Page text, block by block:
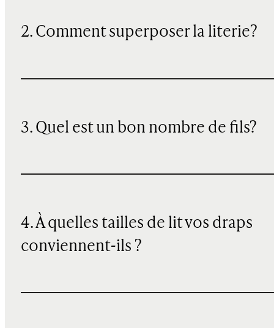
2. Comment superposer la literie?
3. Quel est un bon nombre de fils?
4. À quelles tailles de lit vos draps
conviennent-ils ?